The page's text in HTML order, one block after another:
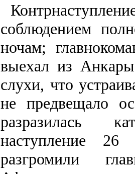
соблюдением
ночам;
выехал из Анкары
слухи, что
не предвещало
разразилась
наступление
разгромили